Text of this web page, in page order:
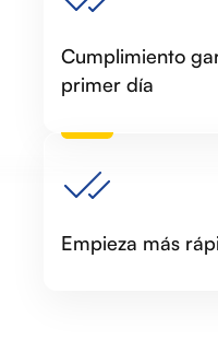
Cumplimiento
primer día
Empieza más